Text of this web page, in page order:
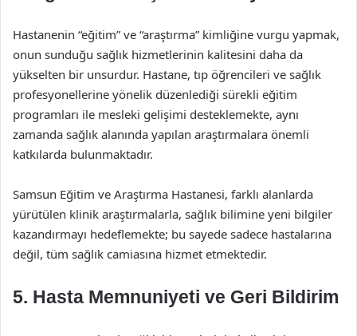
Hastanenin “eğitim” ve “araştırma” kimliğine vurgu yapmak,
onun sunduğu sağlık hizmetlerinin kalitesini daha da
yükselten bir unsurdur. Hastane, tıp öğrencileri ve sağlık
profesyonellerine yönelik düzenlediği sürekli eğitim
programları ile mesleki gelişimi desteklemekte, aynı
zamanda sağlık alanında yapılan araştırmalara önemli
katkılarda bulunmaktadır.
Samsun Eğitim ve Araştırma Hastanesi, farklı alanlarda
yürütülen klinik araştırmalarla, sağlık bilimine yeni bilgiler
kazandırmayı hedeflemekte; bu sayede sadece hastalarına
değil, tüm sağlık camiasına hizmet etmektedir.
5. Hasta Memnuniyeti ve Geri Bildirim